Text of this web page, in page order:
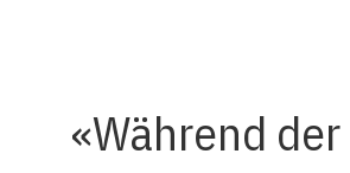
Während der